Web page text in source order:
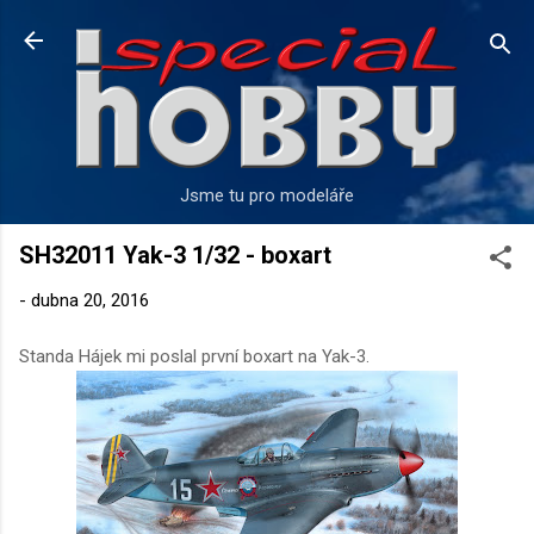
Přeskočit na hlavní obsah
Jsme tu pro modeláře
SH32011 Yak-3 1/32 - boxart
- dubna 20, 2016
Standa Hájek mi poslal první boxart na Yak-3.